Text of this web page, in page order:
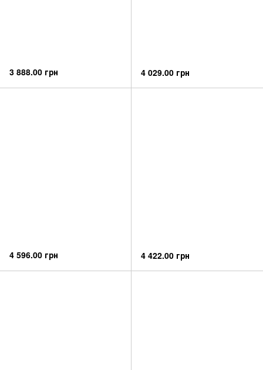
3 888.00 грн 4 029.00 грн
4 596.00 грн 4 422.00 грн